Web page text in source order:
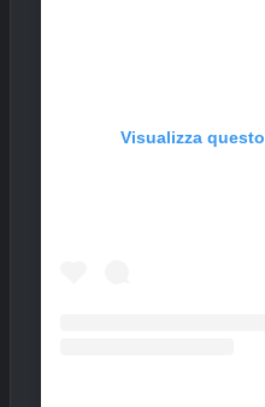
Visualizza